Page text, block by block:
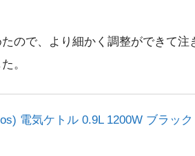
ので、より細かく調整ができて注
。
電気ケトル 0.9L 1200W ブラック